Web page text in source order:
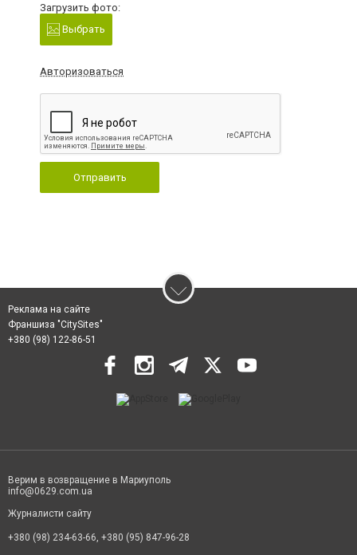
Загрузить фото:
Выбрать
Авторизоваться
Отправить
Реклама на сайте
Франшиза "CitySites"
+380 (98) 122-86-51
Верим в возвращение в Мариуполь
info@0629.com.ua
Журналисти сайту
+380 (98) 234-63-66, +380 (95) 847-96-28